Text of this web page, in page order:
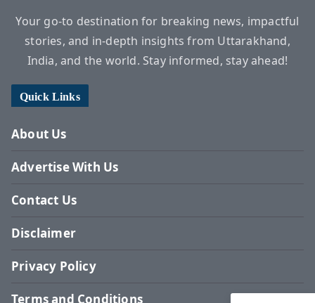
Your go-to destination for breaking news, impactful
stories, and in-depth insights from Uttarakhand,
India, and the world. Stay informed, stay ahead!
Quick Links
About Us
Advertise With Us
Contact Us
Disclaimer
Privacy Policy
Terms and Conditions